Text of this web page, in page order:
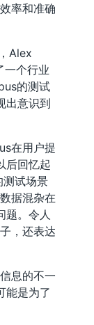
率和准确
Alex
个行业
的测试
出意识到
在用户提
后回忆起
测试场景
据混杂在
题。令人
，还表达
息的不一
能是为了